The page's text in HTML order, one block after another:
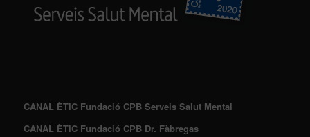
CANAL ÈTIC Fundació CPB Serveis Salut Mental
CANAL ÈTIC Fundació CPB Dr. Fàbregas